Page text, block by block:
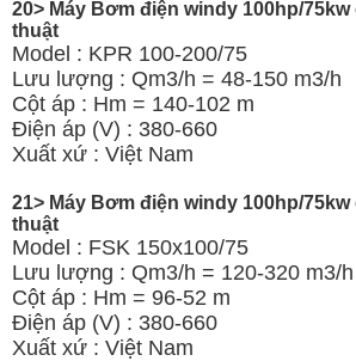
20> Máy Bơm điện windy 100hp/
thuật
Model : KPR 100-200/75
Lưu lượng : Qm3/h = 48-150 m3/h
Cột áp : Hm = 140-102 m
Điện áp (V) : 380-660
Xuất xứ : Việt Nam
21> Máy Bơm điện windy 100hp/
thuật
Model : FSK 150x100/75
Lưu lượng : Qm3/h = 120-320 m3/h
Cột áp : Hm = 96-52 m
Điện áp (V) : 380-660
Xuất xứ : Việt Nam